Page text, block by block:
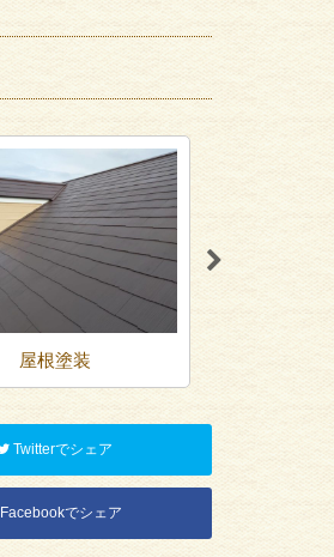
屋根塗装
Twitterでシェア
Facebookでシェア